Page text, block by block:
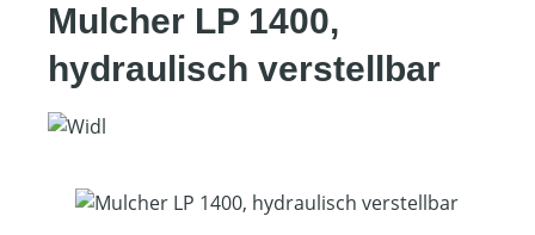
Mulcher LP 1400,
hydraulisch verstellbar
Bildergalerie überspringen